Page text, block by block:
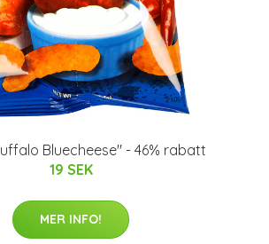
Bluecheese" - 46% rabatt
19 SEK
MER INFO!